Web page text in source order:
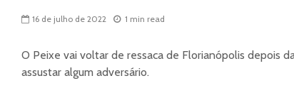
16 de julho de 2022 1 min read
O Peixe vai voltar de ressaca de Florianópolis depois
assustar algum adversário.